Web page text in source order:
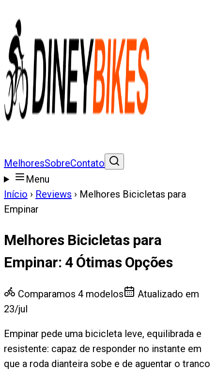
MelhoresSobreContato
Menu
Início › Reviews › Melhores Bicicletas para
Empinar
Melhores Bicicletas para
Empinar: 4Ótimas Opções
Comparamos 4 modelos
Atualizado em
23/jul
Empinar pede uma bicicleta leve, equilibrada e
resistente: capaz de responder no instante em
que a roda dianteira sobe e de aguentar o tranco